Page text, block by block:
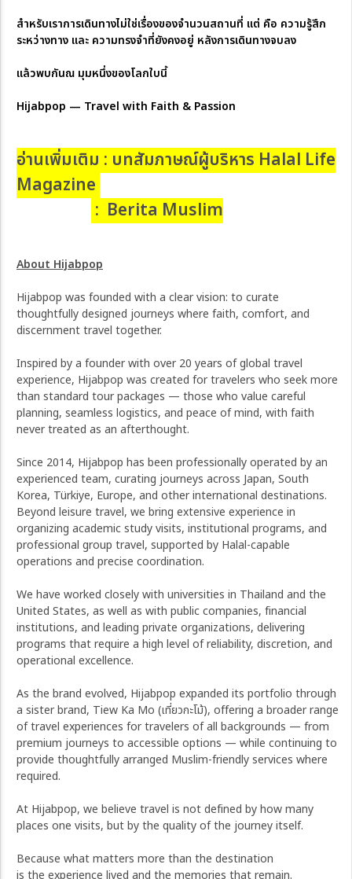
สำหรับเราการเดินทางไม่ใช่เรื่องของจำนวนสถานที่ แต่ คือ ความรู้สึก
ระหว่างทาง และ ความทรงจำที่ยังคงอยู่ หลังการเดินทางจบลง
แล้วพบกันณ มุมหนึ่งของโลกใบนี้
Hijabpop — Travel with Faith & Passion
อ่านเพิ่มเติม : บทสัมภาษณ์ผู้บริหาร Halal Life
Magazine
: Berita Muslim
About Hijabpop
Hijabpop was founded with a clear vision: to curate
thoughtfully designed journeys where faith, comfort, and
discernment travel together.
Inspired by a founder with over 20 years of global travel
experience, Hijabpop was created for travelers who seek more
than standard tour packages — those who value careful
planning, seamless logistics, and peace of mind, with faith
never treated as an afterthought.
Since 2014, Hijabpop has been professionally operated by an
experienced team, curating journeys across Japan, South
Korea, Türkiye, Europe, and other international destinations.
Beyond leisure travel, we bring extensive experience in
organizing academic study visits, institutional programs, and
professional group travel, supported by Halal-capable
operations and precise coordination.
We have worked closely with universities in Thailand and the
United States, as well as with public companies, financial
institutions, and leading private organizations, delivering
programs that require a high level of reliability, discretion, and
operational excellence.
As the brand evolved, Hijabpop expanded its portfolio through
a sister brand, Tiew Ka Mo (เที่ยวกะโม้), offering a broader range
of travel experiences for travelers of all backgrounds — from
premium journeys to accessible options — while continuing to
provide thoughtfully arranged Muslim-friendly services where
required.
At Hijabpop, we believe travel is not defined by how many
places one visits, but by the quality of the journey itself.
Because what matters more than the destination
is the experience lived and the memories that remain.